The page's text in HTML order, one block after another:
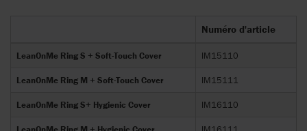
Numéro d'article
LeanOnMe Ring S + Soft-Touch Cover IM15110
LeanOnMe Ring M + Soft-Touch Cover IM15111
LeanOnMe Ring S+ Hygienic Cover IM16110